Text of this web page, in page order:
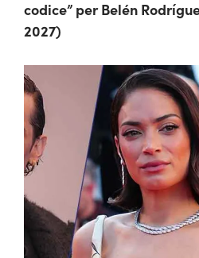
codice” per Belén
2027)